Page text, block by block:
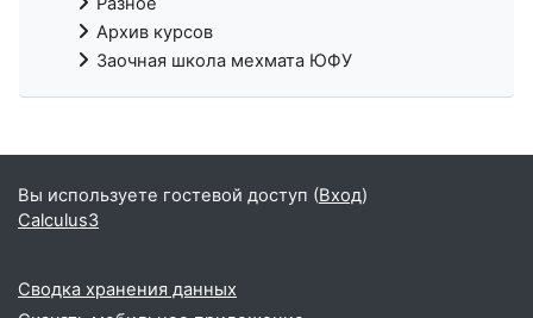
Архив курсов
Заочная школа мехмата ЮФУ
Вы используете гостевой доступ (Вход)
Calculus3
Сводка хранения данных